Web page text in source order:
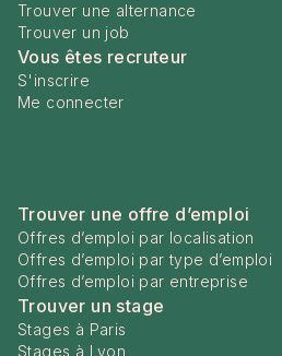
Trouver une alternance
Trouver un job
Vous êtes recruteur
S'inscrire
Me connecter
Trouver une offre d’emploi
Offres d’emploi par localisation
Offres d’emploi par type d’emploi
Offres d’emploi par entreprise
Trouver un stage
Stages à Paris
Stages à Lyon